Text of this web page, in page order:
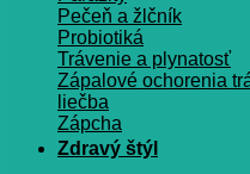
Pečeň a žlčník
Probiotiká
Trávenie a plynatosť
Zápalové ochorenia
liečba
Zápcha
Zdravý štýl